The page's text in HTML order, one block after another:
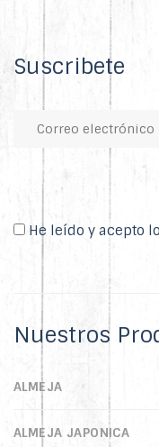
Suscribete
He leído y acepto
Nuestros
ALMEJA
ALMEJA JAPONICA